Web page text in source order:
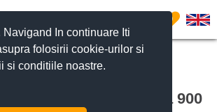
In continuare Iti
folosirii cookie-urilor si
si conditiile noastre.
0
cu acces direct la 900
SUNĂ-NE